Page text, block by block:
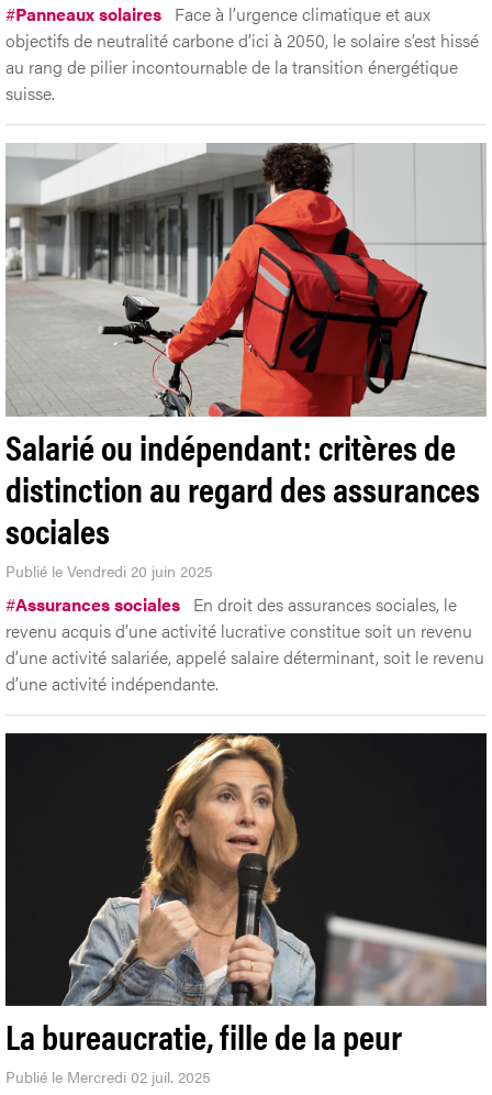
#Panneaux solaires Face à l’urgence climatique et aux
objectifs de neutralité carbone d’ici à 2050, le solaire s’est hissé
au rang de pilier incontournable de la transition énergétique
suisse.
Salarié ou indépendant: critères de
distinction au regard des assurances
sociales
Publié le Vendredi 20 juin 2025
#Assurances sociales En droit des assurances sociales, le
revenu acquis d’une activité lucrative constitue soit un revenu
d’une activité salariée, appelé salaire déterminant, soit le revenu
d’une activité indépendante.
La bureaucratie, fille de la peur
Publié le Mercredi 02 juil. 2025